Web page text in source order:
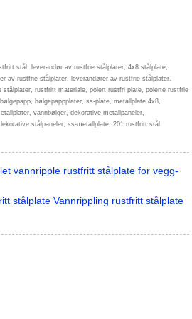
stål, leverandør av rustfrie stålplater, 4x8 stålplate,
av rustfrie stålplater, leverandører av rustfrie stålplater,
rustfritt materiale, polert rustfri plate, polerte rustfrie
bølgepappplater, ss-plate, metallplate 4x8,
vannbølger, dekorative metallpaneler,
stålpaneler, ss-metallplate, 201 rustfritt stål
vannripple rustfritt stålplate for vegg-
stålplate Vannrippling rustfritt stålplate